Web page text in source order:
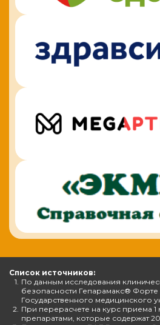
Список источников:
1. По данным исследования
безопасности Гепарамакс®
Государственного медицинского
2. При перерасчете на курс приема
препаратами, которые содержат